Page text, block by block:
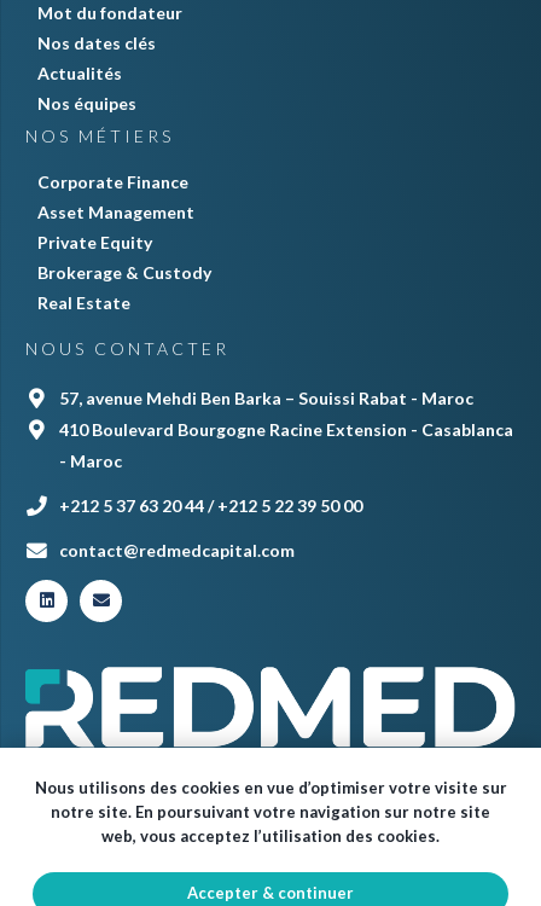
Mot du fondateur
Nos dates clés
Actualités
Nos équipes
NOS MÉTIERS
Corporate Finance
Asset Management
Private Equity
Brokerage & Custody
Real Estate
NOUS CONTACTER
57, avenue Mehdi Ben Barka – Souissi Rabat - Maroc
410 Boulevard Bourgogne Racine Extension - Casablanca
- Maroc
+212 5 37 63 20 44 / +212 5 22 39 50 00
contact@redmedcapital.com
© Red Med 2024 – Tous droits réservés.
Nous utilisons des cookies en vue d’optimiser votre visite sur
notre site. En poursuivant votre navigation sur notre site
web, vous acceptez l’utilisation des cookies.
Accepter & continuer